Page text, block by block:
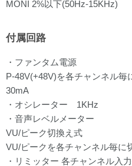
MONI 2%以下(50Hz-15KHz)
付属回路
・ファンタム電源
P-48V(+48V)を各チャンネル
30mA
・オシレーター 1KHz
・音声レベルメーター
VU/ピーク切換え式
VU/ピークを各チャンネル毎に
・リミッター 各チャンネル入